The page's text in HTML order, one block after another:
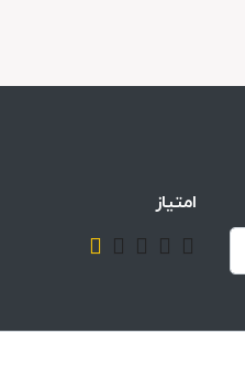
امتیاز